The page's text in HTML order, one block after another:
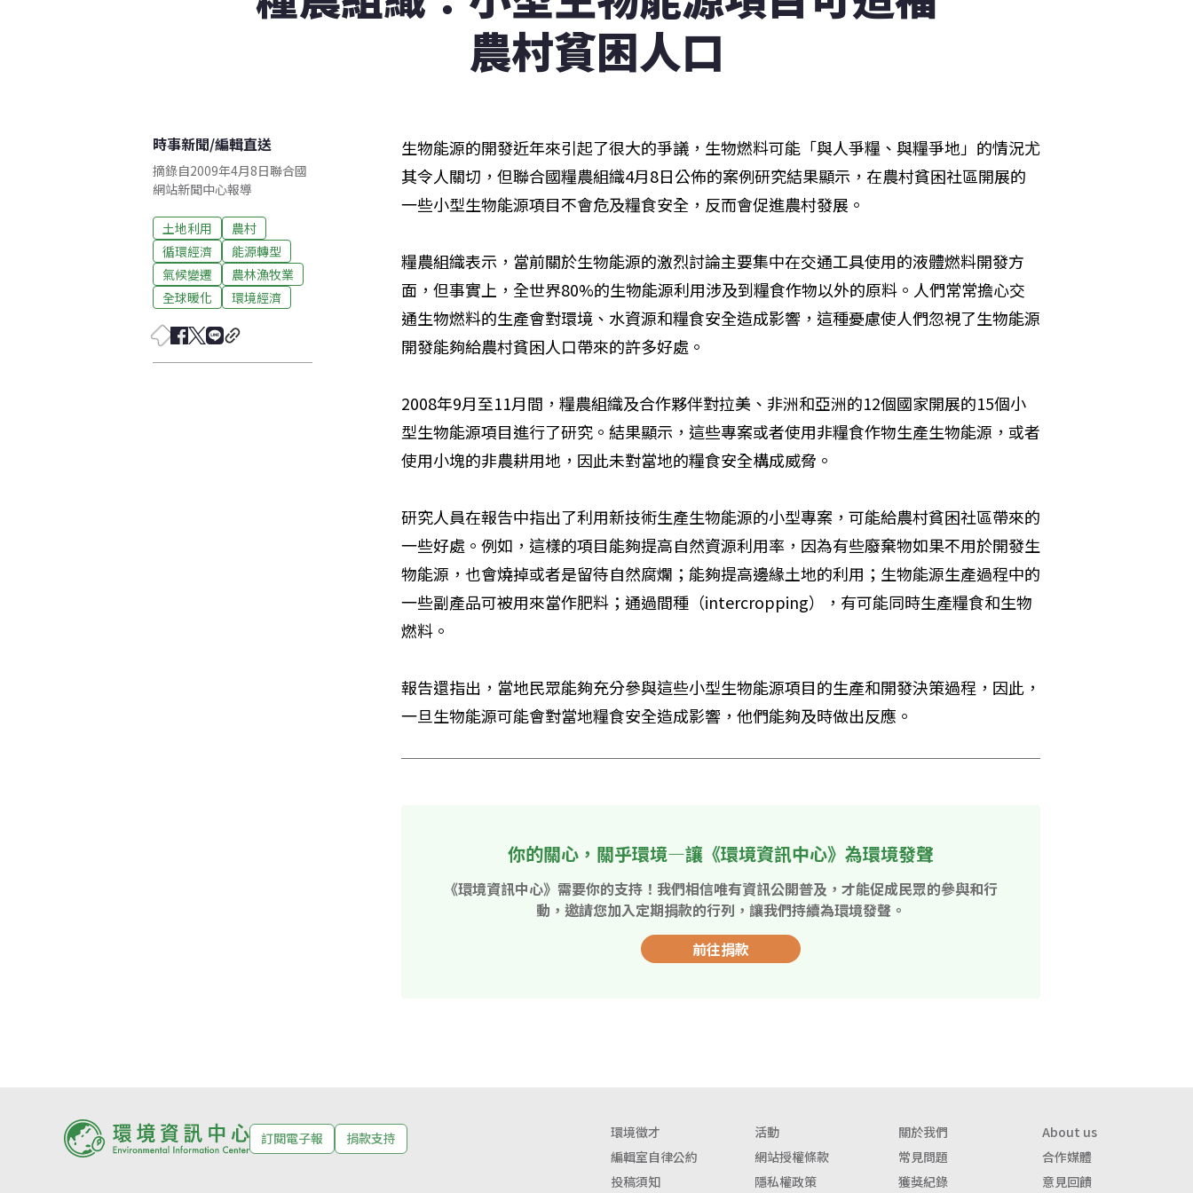
農村貧困人口
時事新聞/編輯直送
摘錄自2009年4月8日聯合國
網站新聞中心報導
土地利用
農村
循環經濟
能源轉型
氣候變遷
農林漁牧業
全球暖化
環境經濟
生物能源的開發近年來引起了很大的爭議，生物燃料可能「與人爭糧、與糧爭地」的情況尤
其令人關切，但聯合國糧農組織4月8日公佈的案例研究結果顯示，在農村貧困社區開展的
一些小型生物能源項目不會危及糧食安全，反而會促進農村發展。
糧農組織表示，當前關於生物能源的激烈討論主要集中在交通工具使用的液體燃料開發方
面，但事實上，全世界80%的生物能源利用涉及到糧食作物以外的原料。人們常常擔心交
通生物燃料的生產會對環境、水資源和糧食安全造成影響，這種憂慮使人們忽視了生物能源
開發能夠給農村貧困人口帶來的許多好處。
2008年9月至11月間，糧農組織及合作夥伴對拉美、非洲和亞洲的12個國家開展的15個小
型生物能源項目進行了研究。結果顯示，這些專案或者使用非糧食作物生產生物能源，或者
使用小塊的非農耕用地，因此未對當地的糧食安全構成威脅。
研究人員在報告中指出了利用新技術生產生物能源的小型專案，可能給農村貧困社區帶來的
一些好處。例如，這樣的項目能夠提高自然資源利用率，因為有些廢棄物如果不用於開發生
物能源，也會燒掉或者是留待自然腐爛；能夠提高邊緣土地的利用；生物能源生產過程中的
一些副產品可被用來當作肥料；通過間種（intercropping），有可能同時生產糧食和生物
燃料。
報告還指出，當地民眾能夠充分參與這些小型生物能源項目的生產和開發決策過程，因此，
一旦生物能源可能會對當地糧食安全造成影響，他們能夠及時做出反應。
你的關心，關乎環境—讓《環境資訊中心》為環境發聲
《環境資訊中心》需要你的支持！我們相信唯有資訊公開普及，才能促成民眾的參與和行
動，邀請您加入定期捐款的行列，讓我們持續為環境發聲。
前往捐款
訂閱電子報 捐款支持 環境徵才 活動 關於我們
About us
編輯室自律公約
網站授權條款 常見問題
合作媒體
投稿須知
隱私權政策 獲獎紀錄 意見回饋